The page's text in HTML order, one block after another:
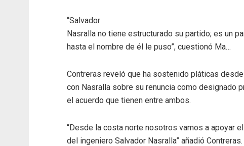
“Salvador
Nasralla no tiene estructurado su partido; es un
hasta el nombre de él le puso”, cuestionó Ma…
Contreras reveló que ha sostenido pláticas
con Nasralla sobre su renuncia como designado
el acuerdo que tienen entre ambos.
“Desde la costa norte nosotros vamos a apoyar
del ingeniero Salvador Nasralla” añadió Contreras.